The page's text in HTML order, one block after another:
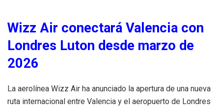
Wizz Air conectará Valencia con
Londres Luton desde marzo de
2026
La aerolínea Wizz Air ha anunciado la apertura de una nueva
ruta internacional entre Valencia y el aeropuerto de Londres